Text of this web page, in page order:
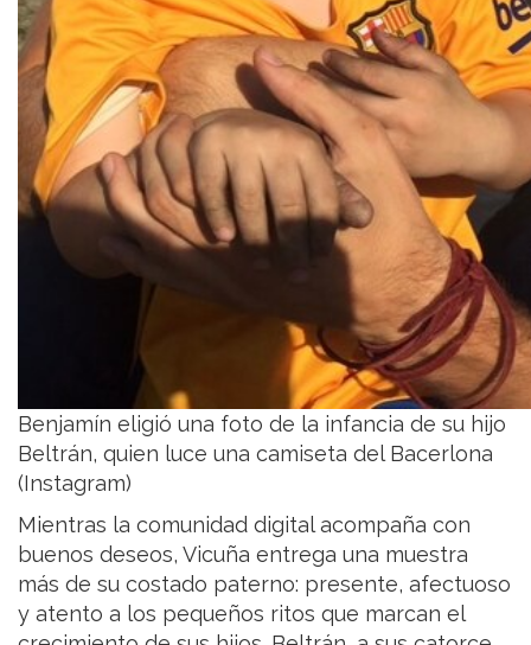
Benjamín eligió una foto de la infancia de su hijo
Beltrán, quien luce una camiseta del Bacerlona
(Instagram)
Mientras la comunidad digital acompaña con
buenos deseos, Vicuña entrega una muestra
más de su costado paterno: presente, afectuoso
y atento a los pequeños ritos que marcan el